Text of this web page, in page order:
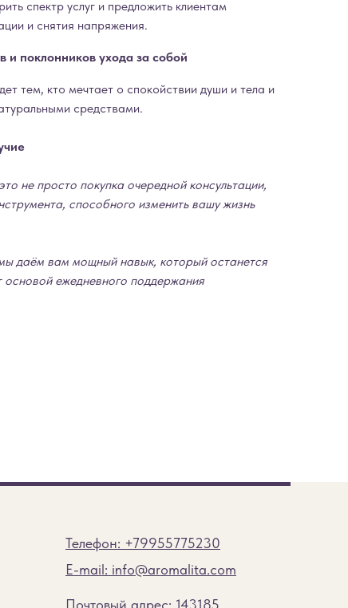
спектр услуг и предложить клиентам
и снятия напряжения.
и поклонников ухода за собой
тем, кто мечтает о спокойствии души и тела и
средствами.
не просто покупка очередной консультации,
способного изменить вашу жизнь
даём вам мощный навык, который останется
основой ежедневного поддержания
Телефон: +79955775230
E-mail: info@aromalita.com
Почтовый адрес: 143185,